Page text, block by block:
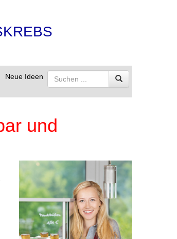
Neue Ideen
und